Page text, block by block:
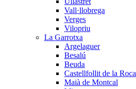
Vall·llobrega
Verges
Vilopriu
La Garrotxa
Argelaguer
Besalú
Beuda
Castellfollit de la Roca
Maià de Montcal